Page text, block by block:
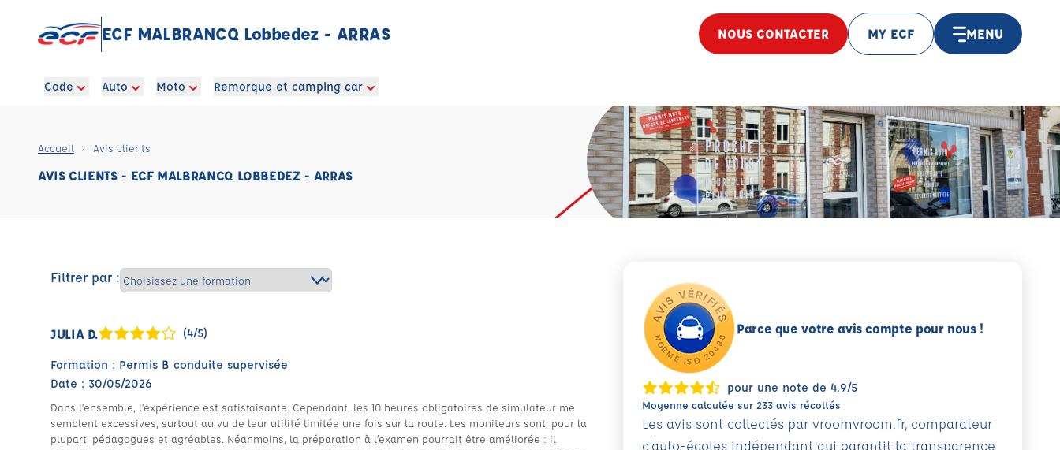
ECF MALBRANCQ Lobbedez - ARRAS NOUS CONTACTER MY ECF MENU
Code Auto Moto Remorque et camping car
Accueil Avis clients
AVIS CLIENTS - ECF MALBRANCQ LOBBEDEZ - ARRAS
Filtrer par :
JULIA D. (4/5)
Formation : Permis B conduite supervisée
Date : 30/05/2026
Dans l’ensemble, l’expérience est satisfaisante. Cependant, les 10 heures obligatoires de simulateur me
semblent excessives, surtout au vu de leur utilité limitée une fois sur la route. Les moniteurs sont, pour la
plupart, pédagogues et agréables. Néanmoins, la préparation à l’examen pourrait être améliorée : il
Parce que votre avis compte pour nous !
pour une note de 4.9/5
Moyenne calculée sur 233 avis récoltés
Les avis sont collectés par vroomvroom.fr, comparateur
d’auto-écoles indépendant qui garantit la transparence